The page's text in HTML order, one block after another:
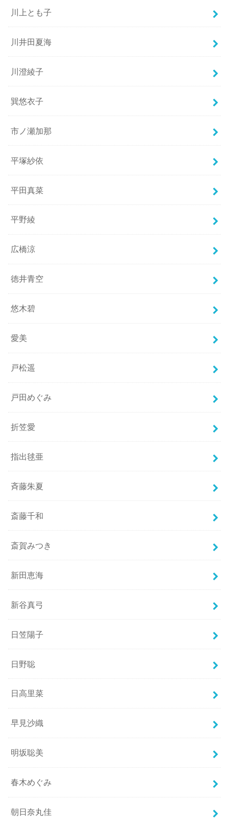
川上とも子
川井田夏海
川澄綾子
巽悠衣子
市ノ瀬加那
平塚紗依
平田真菜
平野綾
広橋涼
徳井青空
悠木碧
愛美
戸松遥
戸田めぐみ
折笠愛
指出毬亜
斉藤朱夏
斎藤千和
斎賀みつき
新田恵海
新谷真弓
日笠陽子
日野聡
日高里菜
早見沙織
明坂聡美
春木めぐみ
朝日奈丸佳